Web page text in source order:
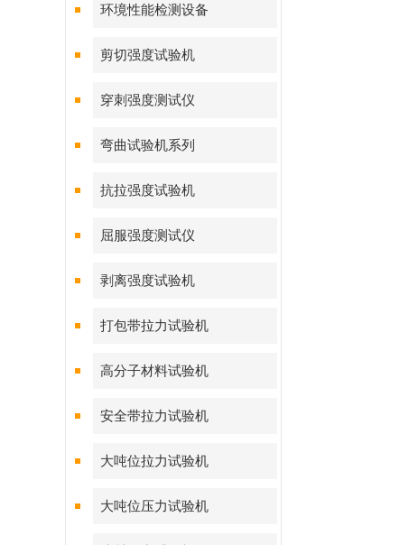
环境性能检测设备
剪切强度试验机
穿刺强度测试仪
弯曲试验机系列
抗拉强度试验机
屈服强度测试仪
剥离强度试验机
打包带拉力试验机
高分子材料试验机
安全带拉力试验机
大吨位拉力试验机
大吨位压力试验机